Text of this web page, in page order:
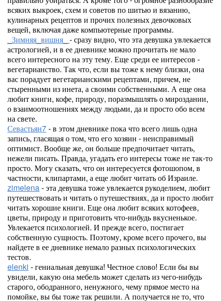
всяких выкроек, схем и советов по шитью и вязанию,
кулинарных рецептов и прочих полезных девочковых
вещей, включая даже компьютерные программы.
_Зимняя_вишня_ - сразу видно, что эта девушка увлекается
астрологией, и в ее дневнике можно прочитать не мало
всего интересного на эту тему. Еще среди ее интересов -
вегетарианство. Так что, если вы тоже к нему близки, она
вас порадует вегетарианскими рецептами, причем, не
стыренными из инета, а своими собственными. А еще она
любит книги, кофе, природу, поразмышлять о мироздании,
о взаимоотношениях между людьми, да и просто обо всем
на свете.
Севастьян7- в этом дневнике пока что всего лишь одна
запись, гласящая о том, что его хозяин - неисправимый
оптимист. Вообще же, он больше предпочитает читать,
нежели писать. Правда, угадать его интересы тоже не так-то
просто. Могу сказать, что он интересуется фотошопом, в
частности, клипартами, а еще любит читать об Израиле.
zimelena- эта девушка тоже увлекается рукоделием, любит
путешествовать и читать о путешествиях, да и просто любит
читать хорошие книги. Еще она любит всяких котофеев,
цветы, природу и приготовить что-нибудь вкусненькое.
Увлекается психологией. И прежде всего, постигает
собственную сущность. Поэтому, кроме всего прочего, вы
найдете в ее дневнике немало разных психологических
тестов.
elenki - гениальная девушка! Честное слово! Если бы вы
увидели, какую она мебель может сделать из чего-нибудь
старого, ободранного, ненужного, чему прямое место на
помойке, вы бы тоже так решили. А получается не то, что